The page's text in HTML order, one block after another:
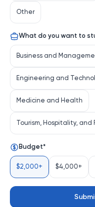
Other
What do you want to
Business and
Engineering and
Medicine and Health
Tourism, Hospitality,
Budget*
$2,000+ $4,000+
ommaviy oferta
orqali Foydalanuvchi
so‘zsiz rozilik bildiradi.
1. QO‘LLANILADIGAN
Platforma
(iApply.org)